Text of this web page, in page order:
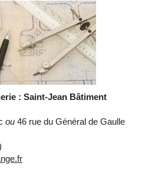
: Saint-Jean Bâtiment
ou 46 rue du Général de Gaulle